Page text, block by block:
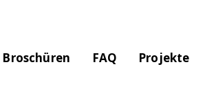
FAQ Projekte